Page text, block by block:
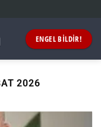
ENGEL BİLDİR!
2026